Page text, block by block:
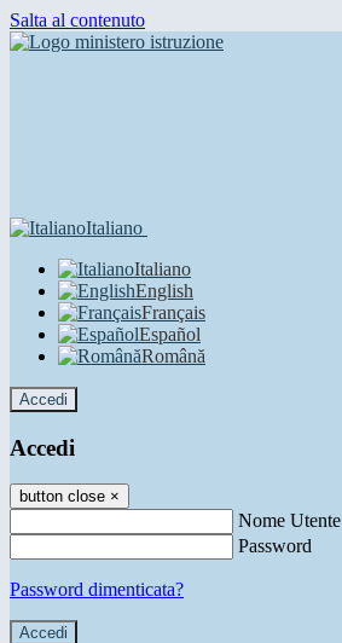
Salta al contenuto
Italiano
Italiano
English
Français
Español
Română
Accedi
Accedi
button close ×
Nome Utente
Password
Password dimenticata?